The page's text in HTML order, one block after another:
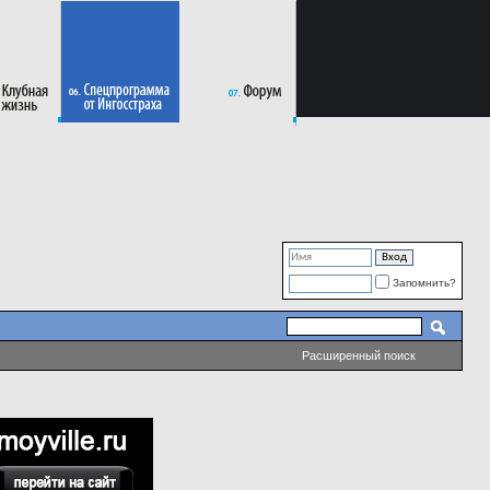
Запомнить?
Расширенный поиск